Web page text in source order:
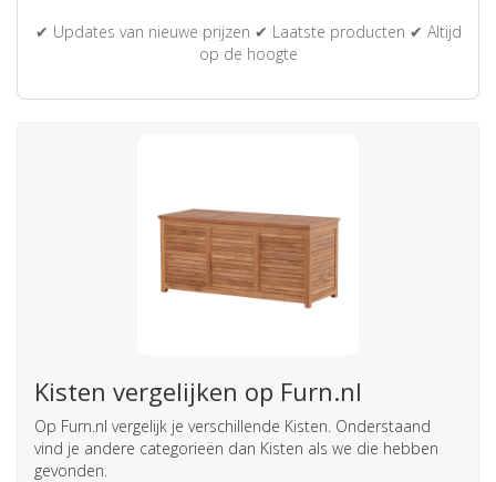
✔ Updates van nieuwe prijzen ✔ Laatste producten ✔ Altijd
op de hoogte
Kisten vergelijken op Furn.nl
Op Furn.nl vergelijk je verschillende Kisten. Onderstaand
vind je andere categorieën dan Kisten als we die hebben
gevonden.